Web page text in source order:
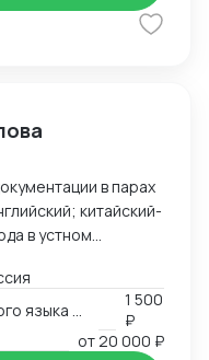
представление
органах,
в парах
китайский-
1 500
₽
от20 000 ₽